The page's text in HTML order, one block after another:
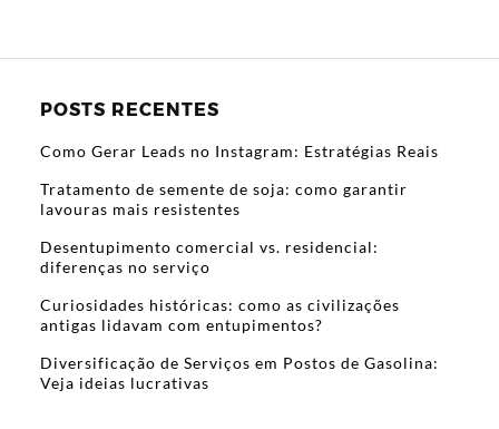
POSTS RECENTES
Como Gerar Leads no Instagram: Estratégias Reais
Tratamento de semente de soja: como garantir
lavouras mais resistentes
Desentupimento comercial vs. residencial:
diferenças no serviço
Curiosidades históricas: como as civilizações
antigas lidavam com entupimentos?
Diversificação de Serviços em Postos de Gasolina:
Veja ideias lucrativas